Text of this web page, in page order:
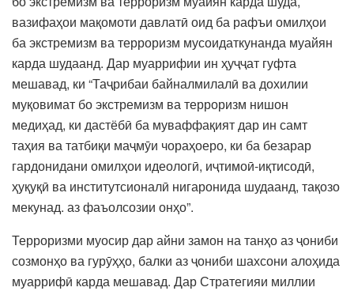
вазифаҳои мақомоти давлатӣ оид ба рафъи омилҳои
ба экстремизм ва терроризм мусоидаткунанда муайян
карда шудаанд. Дар муаррифии ин ҳуҷҷат гуфта
мешавад, ки “Таҷрибаи байналмилалӣ ва дохилии
муқовимат бо экстремизм ва терроризм нишон
медиҳад, ки дастёбӣ ба муваффақият дар ин самт
таҳия ва татбиқи маҷмӯи чораҳоеро, ки ба безарар
гардонидани омилҳои идеологӣ, иҷтимоӣ-иқтисодӣ,
ҳуқуқӣ ва институтсионалӣ нигаронида шудаанд, тақозо
мекунад. аз фаъолсозии онҳо”.
Терроризми муосир дар айни замон на танҳо аз ҷониби
созмонҳо ва гурӯҳҳо, балки аз ҷониби шахсони алоҳида
муаррифӣ карда мешавад. Дар Стратегияи миллии